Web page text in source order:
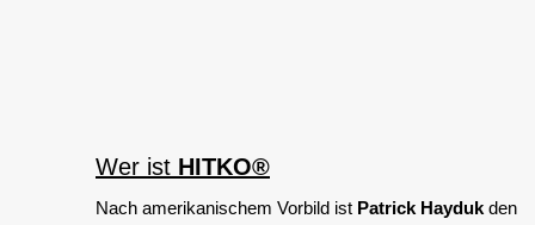
Wer ist HITKO®
Nach amerikanischem Vorbild ist Patrick Hayduk den